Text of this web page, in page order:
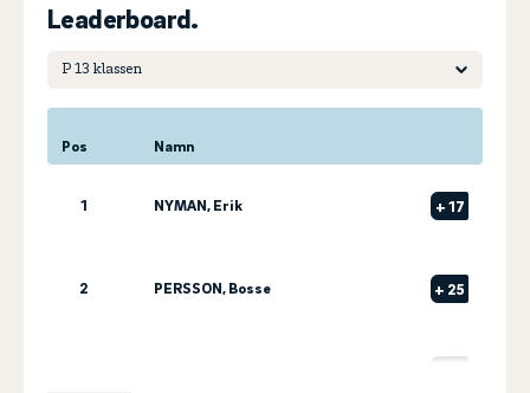
Leaderboard.
Pos Namn
1 NYMAN, Erik +17
2 PERSSON, Bosse + 25